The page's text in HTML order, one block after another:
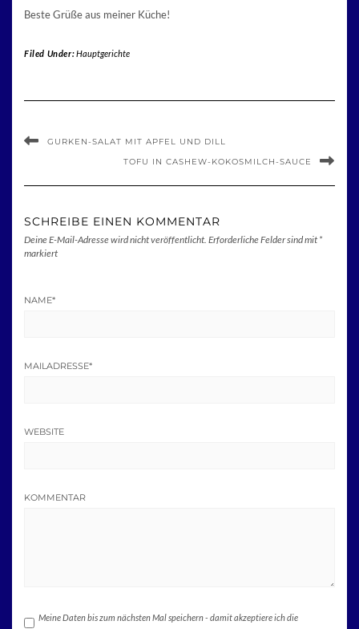
Beste Grüße aus meiner Küche!
Filed Under:Hauptgerichte
GURKEN-SALAT MIT APFEL UND DILL
TOFU IN CASHEW-KOKOSMILCH-SAUCE
SCHREIBE EINEN KOMMENTAR
Deine E-Mail-Adresse wird nicht veröffentlicht. Erforderliche Felder sind mit *
markiert
NAME*
MAILADRESSE*
WEBSITE
KOMMENTAR
Meine Daten bis zum nächsten Mal speichern - damit akzeptiere ich die